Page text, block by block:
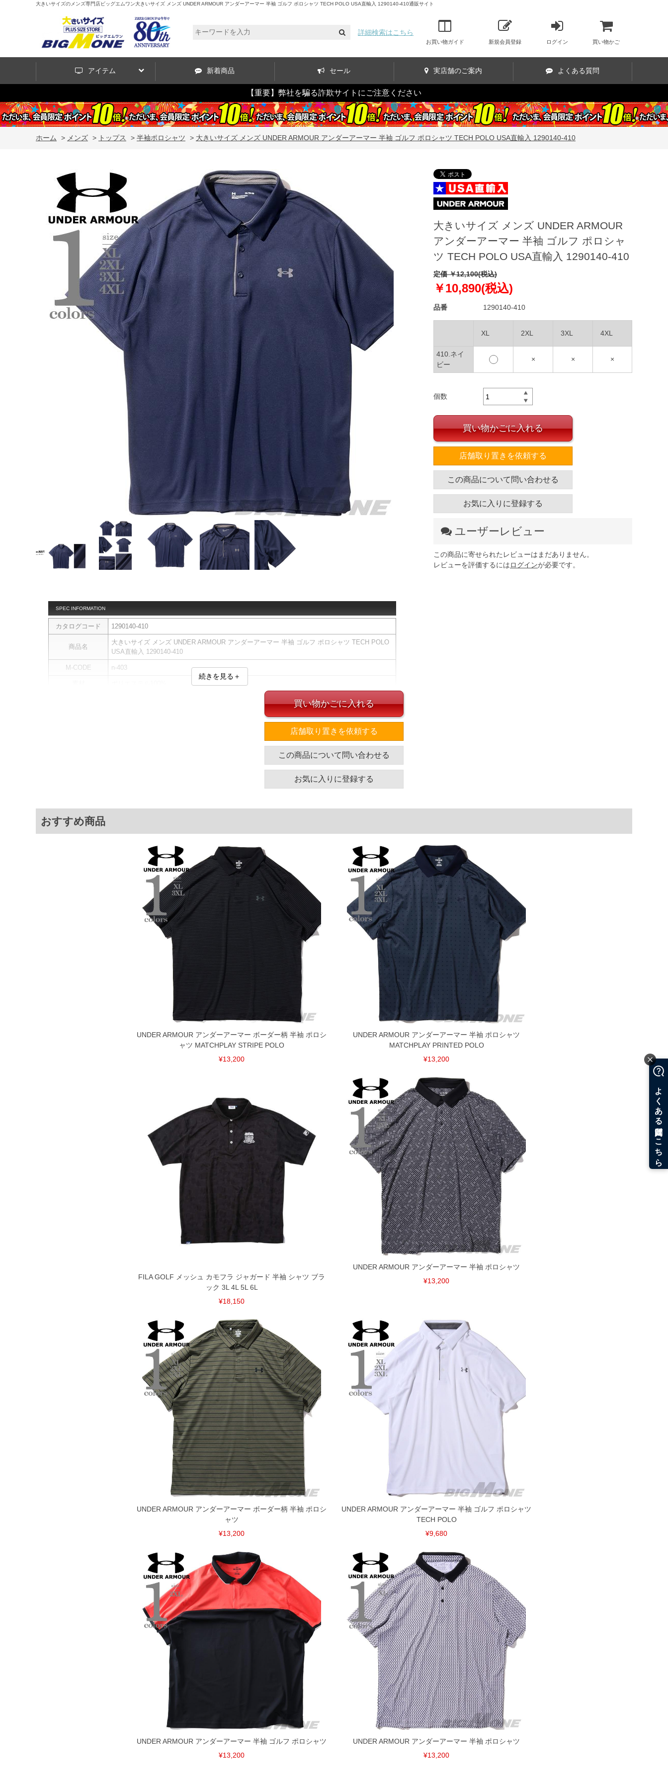
大きいサイズのメンズ専門店ビッグエムワン大きいサイズ メンズ UNDER ARMOUR アンダーアーマー 半袖 ゴルフ ポロシャツ TECH POLO USA直輸入 1290140-410通販サイト
詳細検索はこちら
お買い物ガイド 新規会員登録 ログイン 買い物かご
アイテム 新着商品 セール 実店舗のご案内 よくある質問
【重要】弊社を騙る詐欺サイトにご注意ください
ホーム > メンズ > トップス > 半袖ポロシャツ > 大きいサイズ メンズ UNDER ARMOUR アンダーアーマー 半袖 ゴルフ ポロシャツ TECH POLO USA直輸入 1290140-410
SPEC INFORMATION
カタログコード 1290140-410
商品名
大きいサイズ メンズ UNDER ARMOUR アンダーアーマー 半袖 ゴルフ ポロシャツ TECH POLO
USA直輸入 1290140-410
M-CODE n-403
裾幅 着丈
59 77
4XL
※商品によって若干のサイズの誤差がございます。また、お客様がご使用の環境（コンピュータ画
面）によって、商品の色味が若干異なる場合がございます。予めご了承ください。
※上記サイズが実際の商品に付いているタグのサイズ表記と異なる場合があります。お取り扱い前に
商品付属タグの記載もご確認下さい。
※当店での掲載商品は、実店鋪と在庫を共用しておりますので店頭での売り違い、店舗からのお取り
寄せ等により、お客様にご迷惑をお掛けしてしまう場合がございます。そのようなことがない様最大
限に努めておりますが、もしあった場合速やかにご連絡させて頂きますので予めご了承ください。
※【ボトムの裾上げをご希望の場合】
裾上げ料金は500円+税となります。
備考欄に股下●cmとご記入下さい。（裾上げ無料対象商品は1本につき税込6,000円以上の品が対象。
1本5,999円以下の商品は有料（500円+税）となります。）
出荷まで約1週間～20日間程お時間を頂く場合がございます。
尚、裾上げした商品は返品・交換不可となりますので、予めご了承下さい。
一部、お直しに対応出来ない商品がございます。(例：裾にファスナーや調節ひもが付いている、極
端なデザインが施されている等)
返品交換希望の方は、商品到着後1週間以内にご連絡ください。
続きを見る＋
大きいサイズ メンズ UNDER ARMOUR
アンダーアーマー 半袖 ゴルフ ポロシャ
ツ TECH POLO USA直輸入 1290140-410
定価 ￥12,100(税込)
￥10,890(税込)
品番 1290140-410
XL 2XL 3XL 4XL
410.ネイ
ビー
× × ×
個数
買い物かごに入れる
店舗取り置きを依頼する
この商品について問い合わせる
お気に入りに登録する
ユーザーレビュー
この商品に寄せられたレビューはまだありません。
レビューを評価するにはログインが必要です。
買い物かごに入れる
店舗取り置きを依頼する
この商品について問い合わせる
お気に入りに登録する
おすすめ商品
UNDER ARMOUR アンダーアーマー ボーダー柄 半袖 ポロシ
ャツ MATCHPLAY STRIPE POLO
¥13,200
UNDER ARMOUR アンダーアーマー 半袖 ポロシャツ
MATCHPLAY PRINTED POLO
¥13,200
FILA GOLF メッシュ カモフラ ジャガード 半袖 シャツ ブラ
ック 3L 4L 5L 6L
¥18,150
UNDER ARMOUR アンダーアーマー 半袖 ポロシャツ
¥13,200
UNDER ARMOUR アンダーアーマー ボーダー柄 半袖 ポロシ
ャツ
¥13,200
UNDER ARMOUR アンダーアーマー 半袖 ゴルフ ポロシャツ
TECH POLO
¥9,680
UNDER ARMOUR アンダーアーマー 半袖 ゴルフ ポロシャツ
¥13,200
UNDER ARMOUR アンダーアーマー 半袖 ポロシャツ
¥13,200